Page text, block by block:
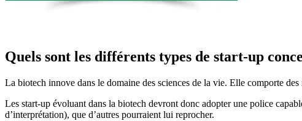
Quels sont les différents types de start-up
La biotech innove dans le domaine des sciences de la vie. Elle comporte
Les start-up évoluant dans la biotech devront donc adopter une police
d’interprétation), que d’autres pourraient lui reprocher.